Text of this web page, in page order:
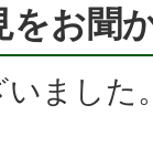
をお聞
いました